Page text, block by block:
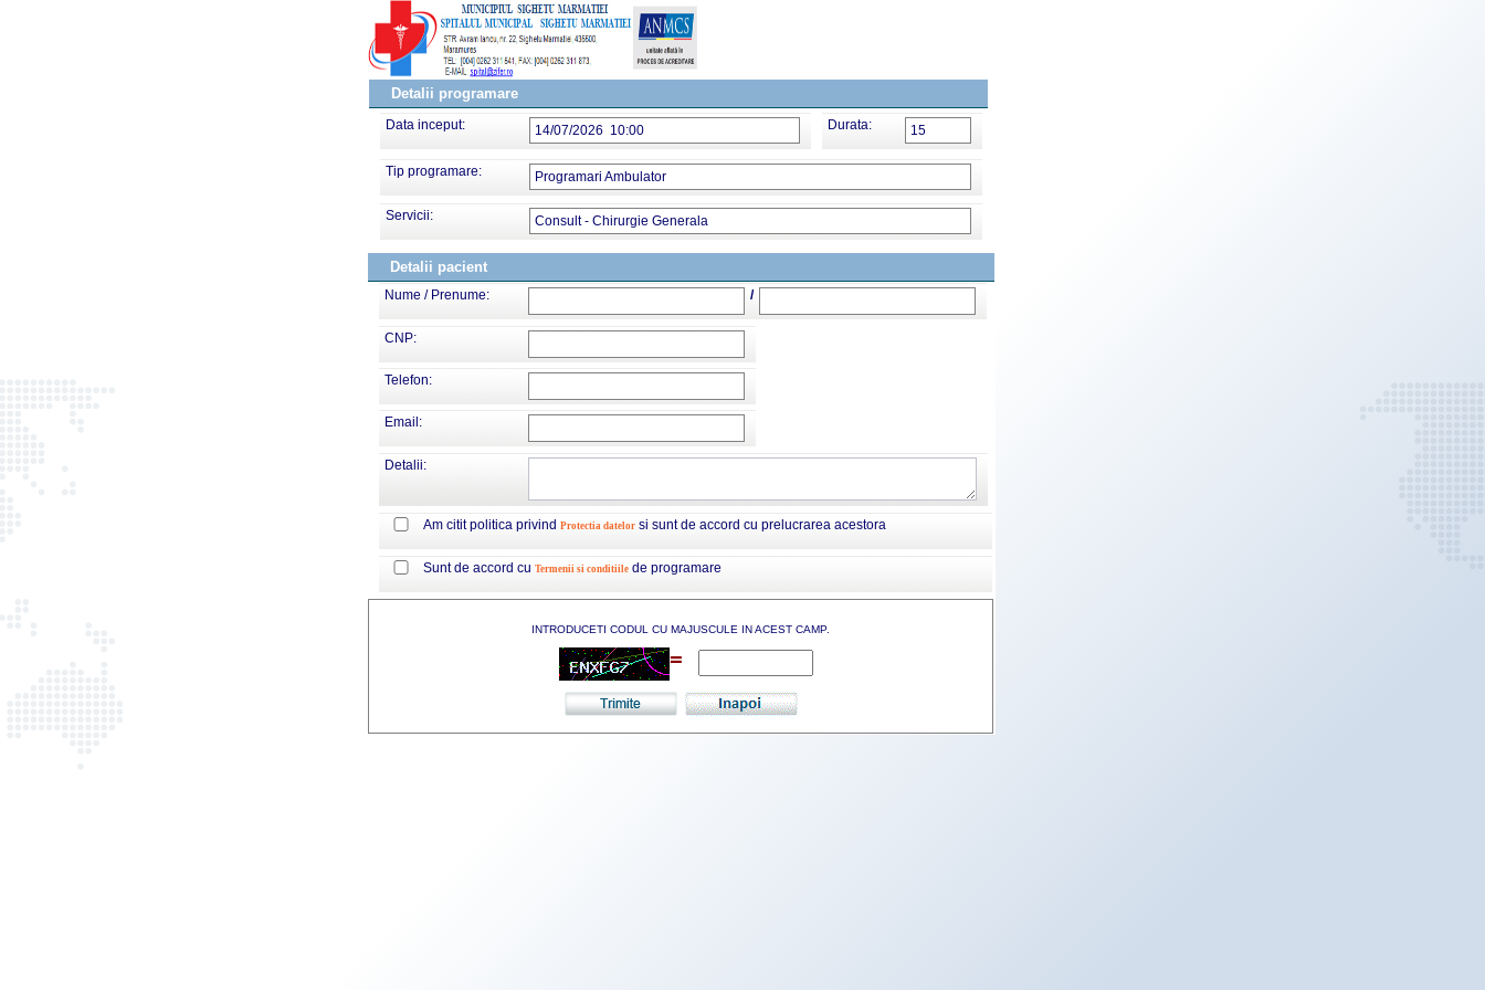
Detalii programare
Data inceput: 14/07/2026 10:00 Durata: 15
Tip programare: Programari Ambulator
Servicii: Consult - Chirurgie Generala
Detalii pacient
Nume / Prenume: /
CNP:
Telefon:
Email:
Detalii:
Am citit politica privind Protectia datelor si sunt de accord cu prelucrarea acestora
Sunt de accord cu Termenii si conditiile de programare
INTRODUCETI CODUL CU MAJUSCULE IN ACEST CAMP.
=